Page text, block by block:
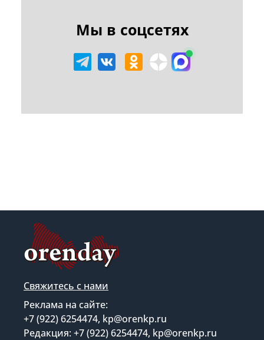
Мы в соцсетях
Свяжитесь с нами
Реклама на сайте:
+7 (922) 6254474, kp@orenkp.ru
Редакция: +7 (922) 6254474, kp@orenkp.ru